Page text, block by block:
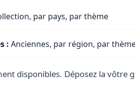
par pays, par thème
: Anciennes, par région, par
disponibles. Déposez la vôtre